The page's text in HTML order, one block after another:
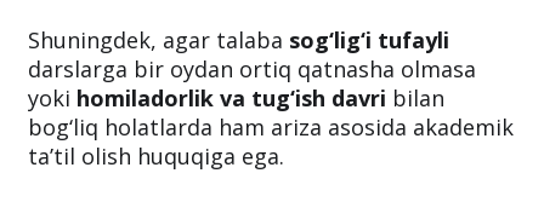
Shuningdek, agar talaba sog‘lig‘i tufayli
darslarga bir oydan ortiq qatnasha olmasa
yoki homiladorlik va tug‘ish davri bilan
bog‘liq holatlarda ham ariza asosida akademik
ta’til olish huquqiga ega.